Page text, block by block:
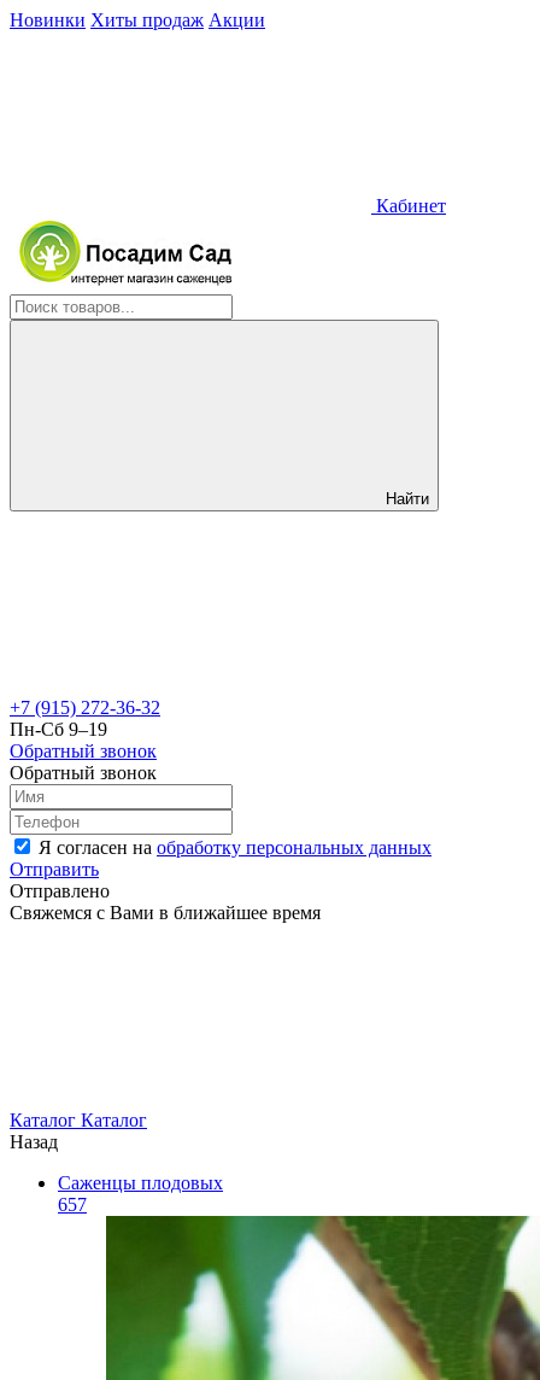
Новинки Хиты продаж Акции
Кабинет
Найти
+7 (915) 272-36-32
Пн-Сб 9–19
Обратный звонок
Обратный звонок
Я согласен на обработку персональных данных
Отправить
Отправлено
Свяжемся с Вами в ближайшее время
Каталог Каталог
Назад
Саженцы плодовых
657